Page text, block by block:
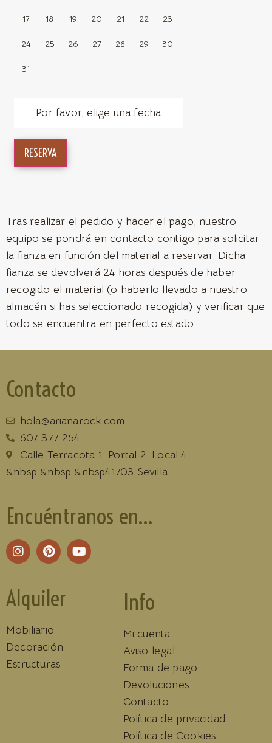
17 18 19 20 21 22 23
24 25 26 27 28 29 30
31
Por favor, elige una fecha
RESERVA
Tras realizar el pedido y hacer el pago, nuestro
equipo se pondrá en contacto contigo para solicitar
la fianza en función del material a reservar. Dicha
fianza se devolverá 24 horas después de haber
recogido el material (o haberlo llevado a nuestro
almacén si has seleccionado recogida) y verificar que
todo se encuentra en perfecto estado.
Contacto
hola@arianarock.com
607 377 254
Calle Terracota 1. Portal 2. Local 4.
&nbsp &nbsp &nbsp41703 Sevilla
Encuéntranos en...
Alquiler
Mobiliario
Decoración
Estructuras
Info
Mi cuenta
Aviso legal
Forma de pago
Devoluciones
Contacto
Política de privacidad
Política de Cookies